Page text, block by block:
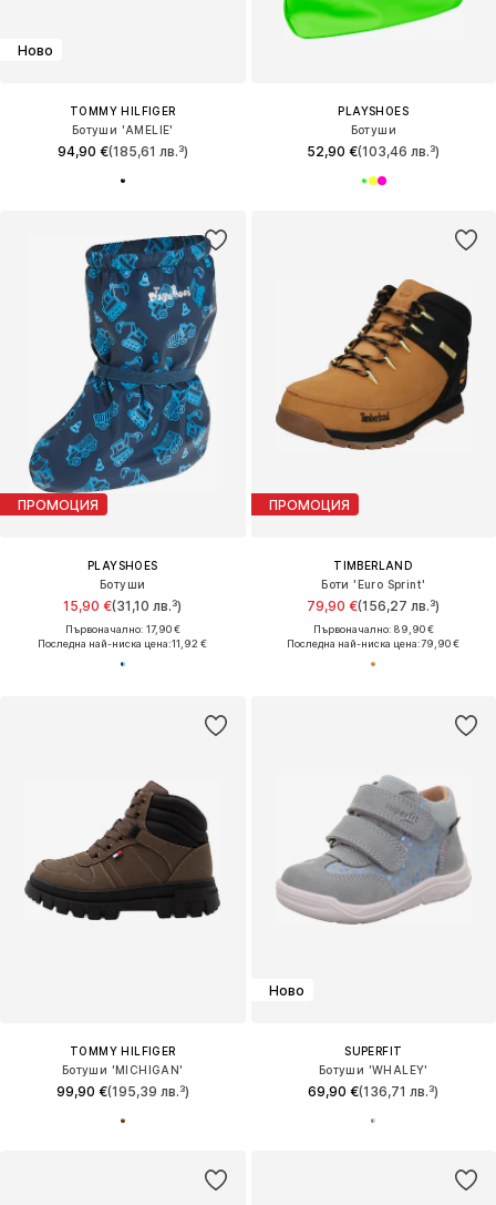
Ново
TOMMY HILFIGER
Ботуши 'AMELIE'
94,90 €(185,61 лв.³)
PLAYSHOES
Ботуши
52,90 €(103,46 лв.³)
ПРОМОЦИЯ
PLAYSHOES
Ботуши
15,90 €(31,10 лв.³)
Първоначално: 17,90 €
Последна най-ниска цена:11,92 €
ПРОМОЦИЯ
TIMBERLAND
Боти 'Euro Sprint'
79,90 €(156,27 лв.³)
Първоначално: 89,90 €
Последна най-ниска цена:79,90 €
TOMMY HILFIGER
Ботуши 'MICHIGAN'
99,90 €(195,39 лв.³)
Ново
SUPERFIT
Ботуши 'WHALEY'
69,90 €(136,71 лв.³)